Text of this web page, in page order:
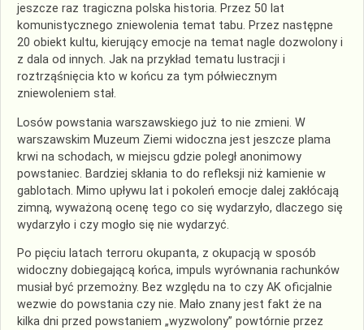
jeszcze raz tragiczna polska historia. Przez 50 lat
komunistycznego zniewolenia temat tabu. Przez następne
20 obiekt kultu, kierujący emocje na temat nagle dozwolony i
z dala od innych. Jak na przykład tematu lustracji i
roztrząśnięcia kto w końcu za tym półwiecznym
zniewoleniem stał.
Losów powstania warszawskiego już to nie zmieni. W
warszawskim Muzeum Ziemi widoczna jest jeszcze plama
krwi na schodach, w miejscu gdzie poległ anonimowy
powstaniec. Bardziej skłania to do refleksji niż kamienie w
gablotach. Mimo upływu lat i pokoleń emocje dalej zakłócają
zimną, wyważoną ocenę tego co się wydarzyło, dlaczego się
wydarzyło i czy mogło się nie wydarzyć.
Po pięciu latach terroru okupanta, z okupacją w sposób
widoczny dobiegającą końca, impuls wyrównania rachunków
musiał być przemożny. Bez względu na to czy AK oficjalnie
wezwie do powstania czy nie. Mało znany jest fakt że na
kilka dni przed powstaniem „wyzwolony” powtórnie przez